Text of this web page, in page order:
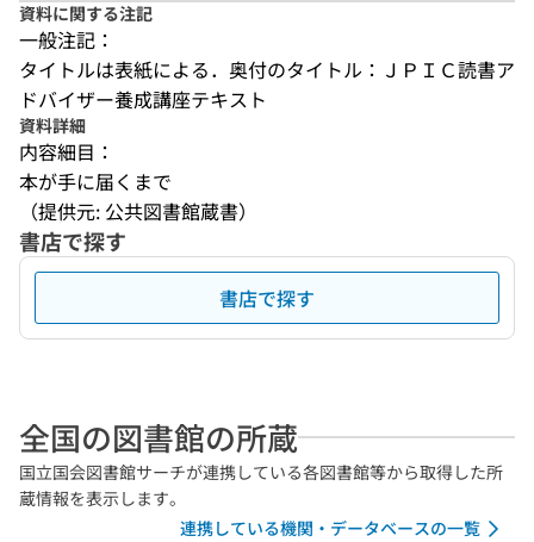
資料に関する注記
一般注記：
タイトルは表紙による．奥付のタイトル：ＪＰＩＣ読書ア
ドバイザー養成講座テキスト
資料詳細
内容細目：
本が手に届くまで
（提供元: 公共図書館蔵書）
書店で探す
書店で探す
全国の図書館の所蔵
国立国会図書館サーチが連携している各図書館等から取得した所
蔵情報を表示します。
連携している機関・データベースの一覧